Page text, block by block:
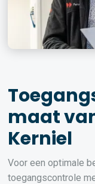
maat
Kerniel
Voor een optimale
toegangscontrole